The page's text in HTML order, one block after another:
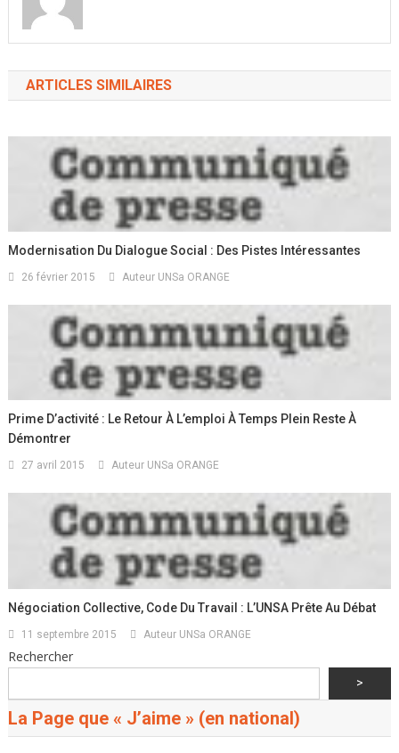
ARTICLES SIMILAIRES
Modernisation Du Dialogue Social : Des Pistes Intéressantes
26 février 2015 Auteur UNSa ORANGE
Prime D’activité : Le Retour À L’emploi À Temps Plein Reste À
Démontrer
27 avril 2015 Auteur UNSa ORANGE
Négociation Collective, Code Du Travail : L’UNSA Prête Au Débat
11 septembre 2015 Auteur UNSa ORANGE
Rechercher
>
La Page que « J’aime » (en national)